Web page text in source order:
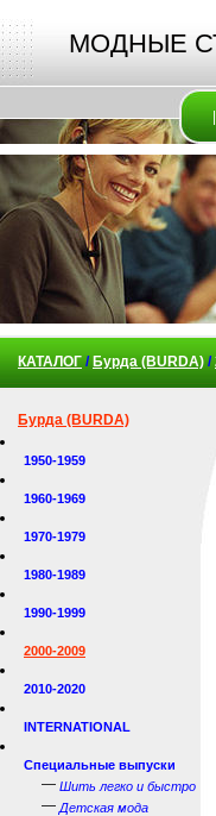
МОДНЫЕ
КАТАЛОГ / Бурда (BURDA) /
Бурда (BURDA)
1950-1959
1960-1969
1970-1979
1980-1989
1990-1999
2000-2009
2010-2020
INTERNATIONAL
Специальные выпуски
— Шить легко и быстро
— Детская мода